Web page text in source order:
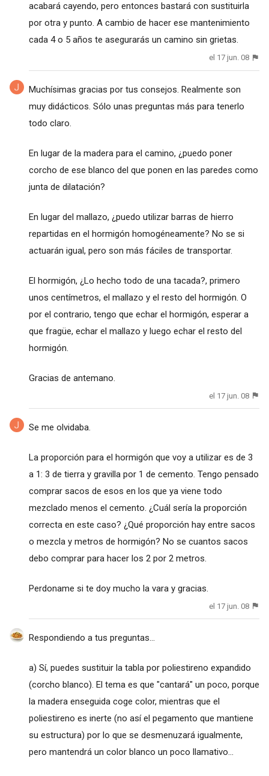
acabará cayendo, pero entonces bastará con sustituirla
por otra y punto. A cambio de hacer ese mantenimiento
cada 4 o 5 años te asegurarás un camino sin grietas.
el 17 jun. 08
Muchísimas gracias por tus consejos. Realmente son
muy didácticos. Sólo unas preguntas más para tenerlo
todo claro.
En lugar de la madera para el camino, ¿puedo poner
corcho de ese blanco del que ponen en las paredes como
junta de dilatación?
En lugar del mallazo, ¿puedo utilizar barras de hierro
repartidas en el hormigón homogéneamente? No se si
actuarán igual, pero son más fáciles de transportar.
El hormigón, ¿Lo hecho todo de una tacada?, primero
unos centímetros, el mallazo y el resto del hormigón. O
por el contrario, tengo que echar el hormigón, esperar a
que fragüe, echar el mallazo y luego echar el resto del
hormigón.
Gracias de antemano.
el 17 jun. 08
Se me olvidaba.
La proporción para el hormigón que voy a utilizar es de 3
a 1: 3 de tierra y gravilla por 1 de cemento. Tengo pensado
comprar sacos de esos en los que ya viene todo
mezclado menos el cemento. ¿Cuál sería la proporción
correcta en este caso? ¿Qué proporción hay entre sacos
o mezcla y metros de hormigón? No se cuantos sacos
debo comprar para hacer los 2 por 2 metros.
Perdoname si te doy mucho la vara y gracias.
el 17 jun. 08
Respondiendo a tus preguntas...
a) Sí, puedes sustituir la tabla por poliestireno expandido
(corcho blanco). El tema es que "cantará" un poco, porque
la madera enseguida coge color, mientras que el
poliestireno es inerte (no así el pegamento que mantiene
su estructura) por lo que se desmenuzará igualmente,
pero mantendrá un color blanco un poco llamativo...